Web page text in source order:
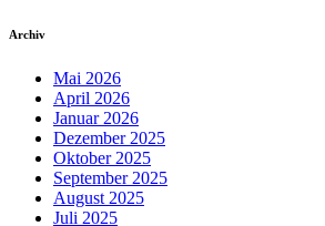
Archiv
Mai 2026
April 2026
Januar 2026
Dezember 2025
Oktober 2025
September 2025
August 2025
Juli 2025